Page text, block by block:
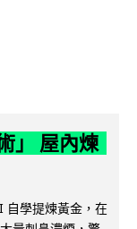
」 屋內煉
自學提煉黃金，在